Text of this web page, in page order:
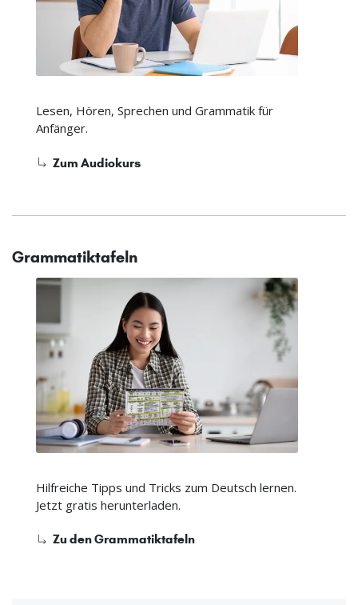
Lesen, Hören, Sprechen und Grammatik für
Anfänger.
Zum Audiokurs
Grammatiktafeln
Hilfreiche Tipps und Tricks zum Deutsch lernen.
Jetzt gratis herunterladen.
Zu den Grammatiktafeln